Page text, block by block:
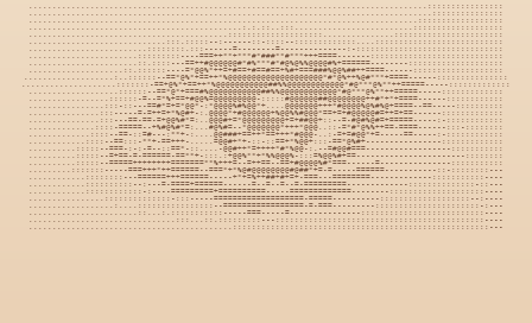
....................................................................................::::::::::::::::
.....................................................................................:::::::::::::::
..................................................................................::::::::::::::::::
.............................................:.:.::..:::.........................:::::::::::::::::::
..........................................::::::::::::::::::::...............:::::::::::::::::::::::
.............................:::.:::::--:------::-::::--:::::::::::::....:::::::::::::::::::::::::::
.........................::::::::.:::------=--------=--------------:-:::::::::::::::::::::::::::::::
.......................:::::::::----===++**+***#*###**#***+++====-------::::::::::::::::::::::::::::
.......................::.::::---==++#@@@@@@#*#%***#*#@%@%%@@@@#%+======--------::::::::::::::::::::
....................::.::::::----=*@@%*++=+#==+#==#==+%#+===###%@@%##++====------:::::::::::::::::::
...................:..::::::--==*@%*+==++*%@@@@@@@@@@@@@@@@@@@@*#*@%++%@#***+====------:::::::::::::::
....................:::::::-==+@%*+==++*%@@@@@@@@@@@##%%@@@@@@@@@@@@*#@***@%**++=====-----:::::::::::::
...................::::::--==*@*+===#%@@@@@@@@@@@##%%@@@@@@@@@@@@*#@***@%**++=====-----:::::::::::::
.................::::::-=--=*%+==+#@@%=@@@@@@@@@-:::::#@@@@@@##@@@@@@@@++#*+*+====------::::::::::::
................:::-::---==#*=+=*@@*-:*@@@@%#%@@*+....@@@@@@@+++*#@@@@%@%#%@+====--==-----::::::::::
...............:::-----=-=++=+*%@#+-:.@@@@*+#@@@@@@+%@@%%#@@@*==+=+#@@@@@#=++=+==------:::::::::::::
...............:::---==-==-=+@@%#*=:..@@@#+=*@@@@@@@@@+=+##@@+::--=-#@#%@#=+=====-----:-::::::::::::
..............::::-=====--+%#@%#*=:...#@%#=--*@@@@@@@*+++*@@@..::-=*#*@%%++==-====------:::-::::::::
.............::::--==-::=#---:**+-:....@@###+==++*==+++*#@@@-..:-=+=#@@*+=-----==-----:-::::::::::::
............::::--==:::-**+-==+++-.....=@@#+*+-::-::==+*%@@+:::-==*@%#+----------------:::::::::::::
..........:::::--===-:-:-=--::==*-::....-@@#++*=++++*#*%@@-:.--=#@@#===------------------:::::::::::
..........:::::--=+==-=-======-==**+-:::.:+@@%**+*%%@@@%-:::=%@@%#+==-----------------------::::::::
..........:::::--=====++++++++=======**%+++=--=++==--==+#@@@@%#*===------=---------------:::::::::::
.........:::::::-----===+++*++======--===*+*%@#@@@@@@@@#@##*+=-=-----======-----------::-::::::::---
............::::::::---======+++======-----+*+=%++##+#+=+-===---========-------------:::::::::::----
............::::::::::--:---=-====+======------=--=--=--=-=========-------------::::::::::::::-::---
............::::::::::::-:----=========+==========-----=============--------::::::::::::::::::::----
................::::::::::::::-:::-----===================-=====----------:::::::::::::::::::--:----
..................:....::::::::::::::::--=================-=-===---------::::::::::::::::::::::-:---
.......................::...:.:::::::::::-----===-----=---------------::::::::::::::::::::::::::----
...............................:::...::.:::::::::---::::::::::::::::::::::::::::::::::::::::::::----
...........................................::::::::::::::::::::::::::::::::::::::::::::::::::::::---